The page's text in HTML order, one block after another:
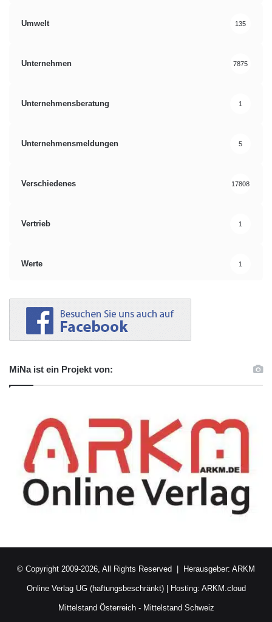
Umwelt 135
Unternehmen 7875
Unternehmensberatung 1
Unternehmensmeldungen 5
Verschiedenes 17808
Vertrieb 1
Werte 1
MiNa ist ein Projekt von:
© Copyright 2009-2026, All Rights Reserved | Herausgeber: ARKM
Online Verlag UG (haftungsbeschränkt)| Hosting: ARKM.cloud
Mittelstand Österreich- Mittelstand Schweiz